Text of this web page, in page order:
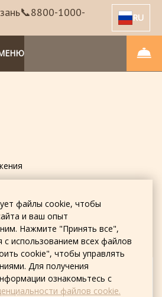
файлы cookie, чтобы
и ваш опыт
Нажмите "Принять все",
с использованием всех файлов
cookie", чтобы управлять
Для получения
ознакомьтесь с
файлов cookie.
1000- RU